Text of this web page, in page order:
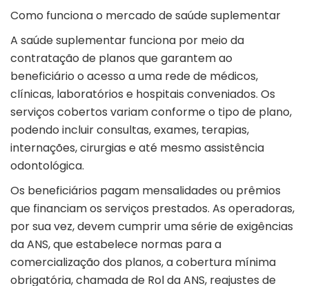
Como funciona o mercado de saúde suplementar
A saúde suplementar funciona por meio da
contratação de planos que garantem ao
beneficiário o acesso a uma rede de médicos,
clínicas, laboratórios e hospitais conveniados. Os
serviços cobertos variam conforme o tipo de plano,
podendo incluir consultas, exames, terapias,
internações, cirurgias e até mesmo assistência
odontológica.
Os beneficiários pagam mensalidades ou prêmios
que financiam os serviços prestados. As operadoras,
por sua vez, devem cumprir umasérie de exigências
da ANS, que estabelece normas para a
comercialização dos planos, a cobertura mínima
obrigatória, chamada de Rol da ANS, reajustes de